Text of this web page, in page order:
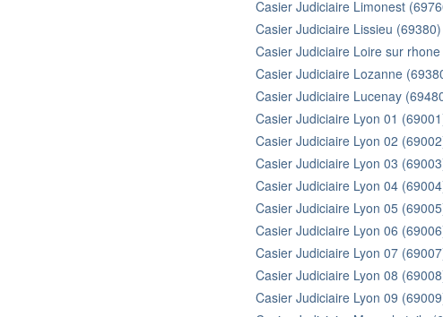
Casier Judiciaire Limonest
Casier Judiciaire Lissieu (69380)
Casier Judiciaire Loire sur
Casier Judiciaire Lozanne
Casier Judiciaire Lucenay
Casier Judiciaire Lyon 01
Casier Judiciaire Lyon 02
Casier Judiciaire Lyon 03
Casier Judiciaire Lyon 04
Casier Judiciaire Lyon 05
Casier Judiciaire Lyon 06
Casier Judiciaire Lyon 07
Casier Judiciaire Lyon 08
Casier Judiciaire Lyon 09